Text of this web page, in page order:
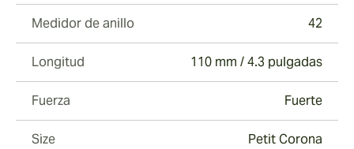
Medidor de anillo 42
Longitud 110 mm / 4.3 pulgadas
Fuerza Fuerte
Size Petit Corona